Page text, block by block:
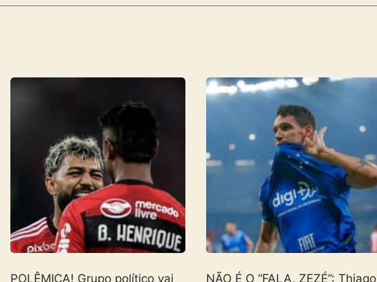
POLÊMICA! Grupo político vai NÃO É O “FALA, ZEZÉ”: Thiago